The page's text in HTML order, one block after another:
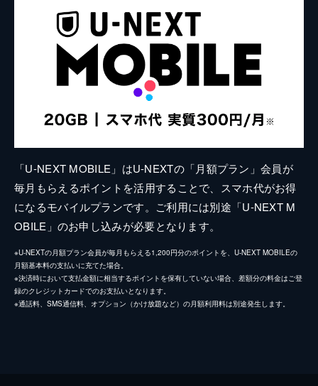
「U-NEXT MOBILE」はU-NEXTの「月額プラン」会員が
毎月もらえるポイントを活用することで、スマホ代がお得
になるモバイルプランです。ご利用には別途「U-NEXT M
OBILE」のお申し込みが必要となります。
※U-NEXTの月額プラン会員が毎月もらえる1,200円分のポイントを、U-NEXT MOBILEの
月額基本料の支払いに充てた場合。
※決済時において支払金額に相当するポイントを保有していない場合、差額分の料金はご登
録のクレジットカードでのお支払いとなります。
※通話料、SMS通信料、オプション（かけ放題など）の月額利用料は別途発生します。